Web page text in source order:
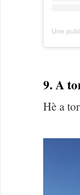
Une
9. A
Hè a